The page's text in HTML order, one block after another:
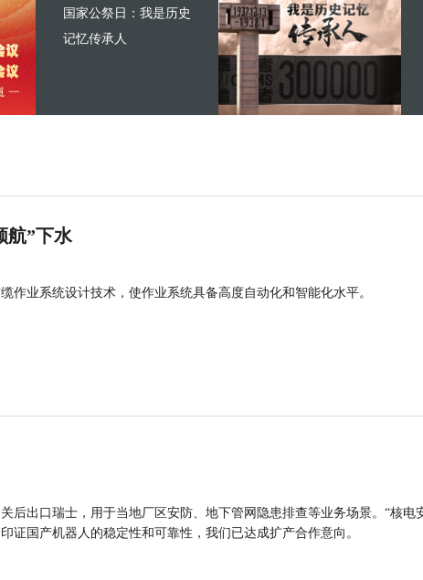
国家公祭日：我是历史
记忆传承人
航”下水
作业系统设计技术，使作业系统具备高度自动化和智能化水平。
后出口瑞士，用于当地厂区安防、地下管网隐患排查等业务场景。“核电
证国产机器人的稳定性和可靠性，我们已达成扩产合作意向。